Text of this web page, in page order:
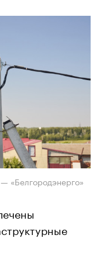
«Белгородэнерго»